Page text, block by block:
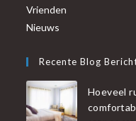
Vrienden
Nieuws
Recente Blog
Hoeveel